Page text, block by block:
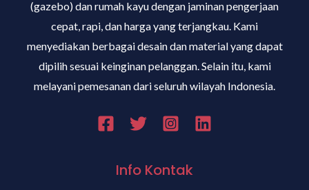
(gazebo) dan rumah kayu dengan jaminan pengerjaan
cepat, rapi, dan harga yang terjangkau. Kami
menyediakan berbagai desain dan material yang dapat
dipilih sesuai keinginan pelanggan. Selain itu, kami
melayani pemesanan dari seluruh wilayah Indonesia.
Info Kontak